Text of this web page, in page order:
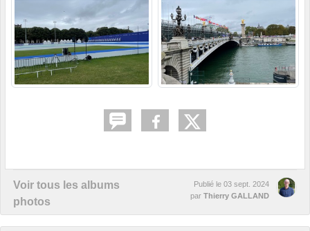
Voir tous les albums
photos
Publié le 03 sept. 2024
par Thierry GALLAND